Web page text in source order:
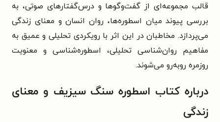
قالب مجموعه‌ای از گفت‌وگوها و درس‌گفتارهای صوتی، به
بررسی پیوند میان اسطوره‌ها، روان انسان و معنای زندگی
می‌پردازد. مخاطبان در این اثر با رویکردی تحلیلی و عمیق به
مفاهیم روان‌شناسی تحلیلی، اسطوره‌شناسی و معنویت
روزمره روبه‌رو می‌شوند.
درباره کتاب اسطوره سنگ سیزیف و معنای
زندگی